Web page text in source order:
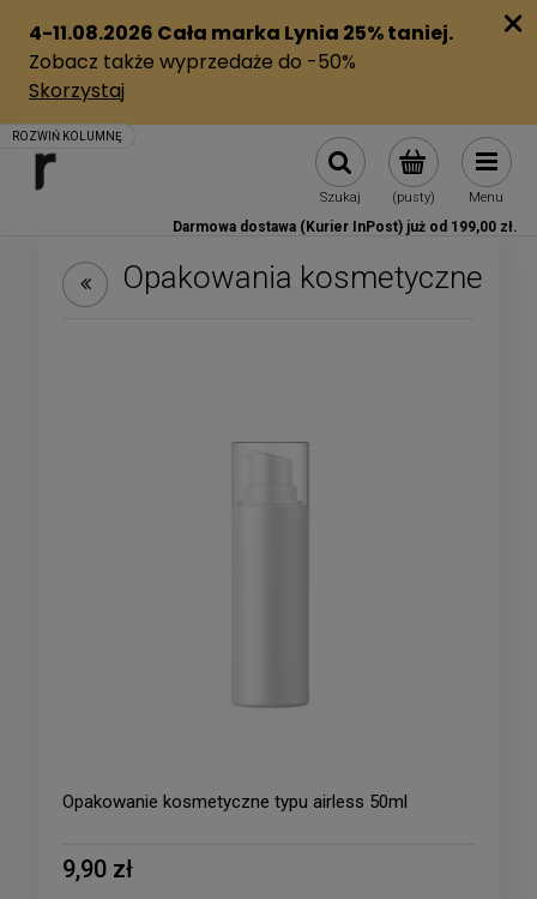
(pusty)
Szukaj Menu
Darmowa dostawa (Kurier InPost) już od 199,00 zł.
Opakowania kosmetyczne
Opakowanie kosmetyczne typu airless 50ml
9,90 zł